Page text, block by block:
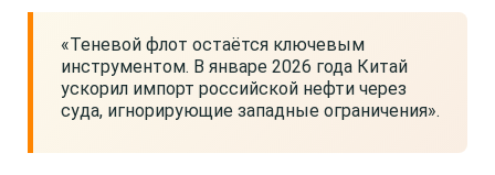
«Теневой флот остаётся ключевым
инструментом. В январе 2026 года Китай
ускорил импорт российской нефти через
суда, игнорирующие западные ограничения».